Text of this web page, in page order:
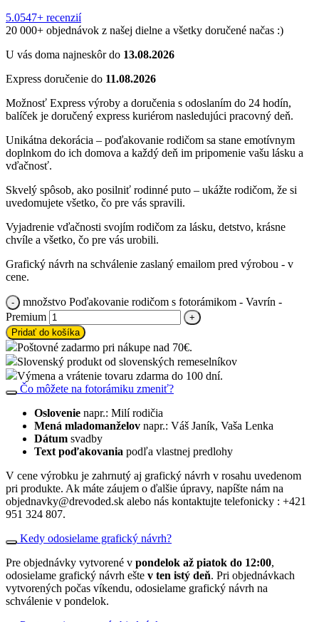
5.0547+ recenzií
20 000+ objednávok z našej dielne a všetky doručené načas :)
U vás doma najneskôr do 13.08.2026
Express doručenie do 11.08.2026
Možnosť Express výroby a doručenia s odoslaním do 24 hodín,
balíček je doručený express kuriérom nasledujúci pracovný deň.
Unikátna dekorácia – poďakovanie rodičom sa stane emotívnym
doplnkom do ich domova a každý deň im pripomenie vašu lásku a
vďačnosť.
Skvelý spôsob, ako posilniť rodinné puto – ukážte rodičom, že si
uvedomujete všetko, čo pre vás spravili.
Vyjadrenie vďačnosti svojím rodičom za lásku, detstvo, krásne
chvíle a všetko, čo pre vás urobili.
Grafický návrh na schválenie zaslaný emailom pred výrobou - v
cene.
množstvo Poďakovanie rodičom s fotorámikom - Vavrín -
Premium
Pridať do košíka
Poštovné zadarmo pri nákupe nad 70€.
Slovenský produkt od slovenských remeselníkov
Výmena a vrátenie tovaru zdarma do 100 dní.
Čo môžete na fotorámiku zmeniť?
Oslovenie napr.: Milí rodičia
Mená mladomanželov napr.: Váš Janík, Vaša Lenka
Dátum svadby
Text poďakovania podľa vlastnej predlohy
V cene výrobku je zahrnutý aj grafický návrh v rosahu uvedenom
pri produkte. Ak máte záujem o ďalšie úpravy, napíšte nám na
objednavky@drevoded.sk alebo nás kontaktujte telefonicky : +421
951 324 807.
Kedy odosielame grafický návrh?
Pre objednávky vytvorené v pondelok až piatok do 12:00,
odosielame grafický návrh ešte v ten istý deň. Pri objednávkach
vytvorených počas víkendu, odosielame grafický návrh na
schválenie v pondelok.